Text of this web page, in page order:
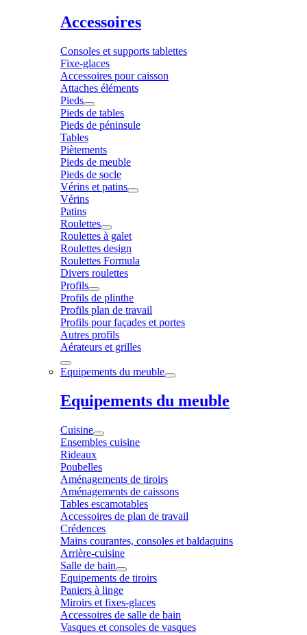
Accessoires
Consoles et supports tablettes
Fixe-glaces
Accessoires pour caisson
Attaches éléments
Pieds
Pieds de tables
Pieds de péninsule
Tables
Piètements
Pieds de meuble
Pieds de socle
Vérins et patins
Vérins
Patins
Roulettes
Roulettes à galet
Roulettes design
Roulettes Formula
Divers roulettes
Profils
Profils de plinthe
Profils plan de travail
Profils pour façades et portes
Autres profils
Aérateurs et grilles
Equipements du meuble
Equipements du meuble
Cuisine
Ensembles cuisine
Rideaux
Poubelles
Aménagements de tiroirs
Aménagements de caissons
Tables escamotables
Accessoires de plan de travail
Crédences
Mains courantes, consoles et baldaquins
Arrière-cuisine
Salle de bain
Equipements de tiroirs
Paniers à linge
Miroirs et fixes-glaces
Accessoires de salle de bain
Vasques et consoles de vasques